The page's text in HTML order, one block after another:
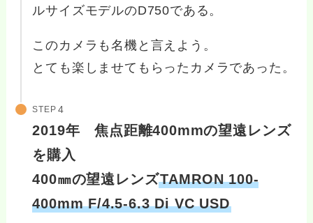
ルサイズモデルのD750である。
このカメラも名機と言えよう。
とても楽しませてもらったカメラであった。
STEP
2019年 焦点距離400mmの望遠レンズ
を購入
400㎜の望遠レンズTAMRON 100-
400mm F/4.5-6.3 Di VC USD